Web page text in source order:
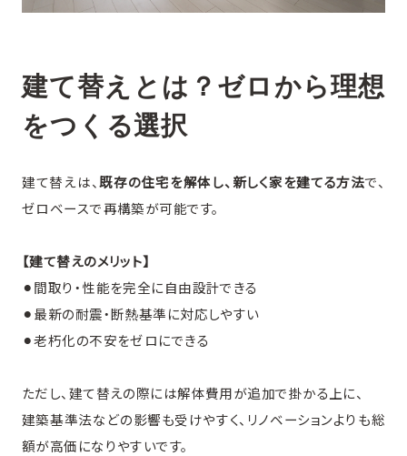
建て替えとは？ゼロから理想
をつくる選択
建て替えは、既存の住宅を解体し、新しく家を建てる方法で、
ゼロベースで再構築が可能です。
【建て替えのメリット】
⚫︎間取り・性能を完全に自由設計できる
⚫︎最新の耐震・断熱基準に対応しやすい
⚫︎老朽化の不安をゼロにできる
ただし、建て替えの際には解体費用が追加で掛かる上に、
建築基準法などの影響も受けやすく、リノベーションよりも総
額が高価になりやすいです。